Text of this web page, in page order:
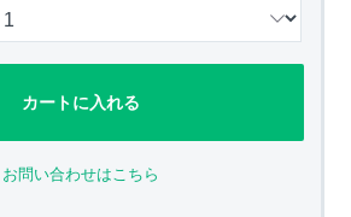
カートに入れる
お問い合わせはこちら